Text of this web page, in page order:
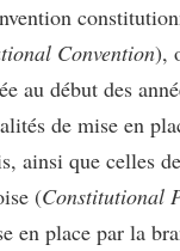
Convention),
au début des
de mise en
ainsi que celles
(Constitutional
en place par la